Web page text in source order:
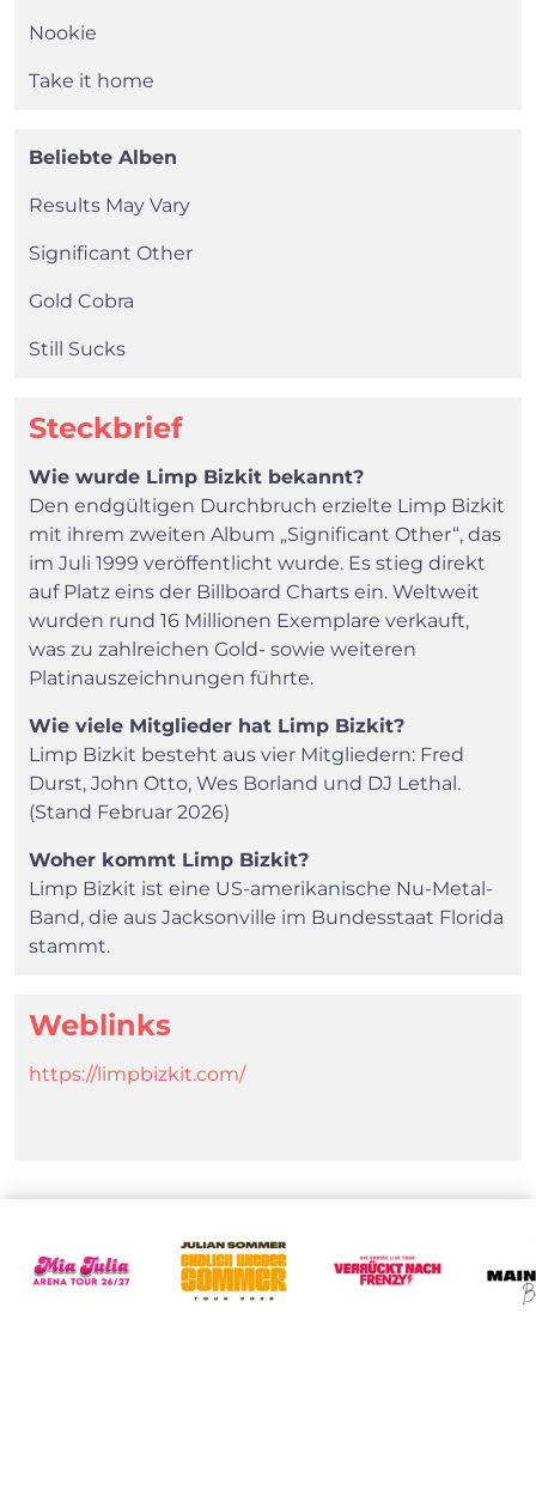
Nookie
Take it home
Beliebte Alben
Results May Vary
Significant Other
Gold Cobra
Still Sucks
Steckbrief
Wie wurde Limp Bizkit bekannt?
Den endgültigen Durchbruch erzielte Limp Bizkit
mit ihrem zweiten Album „Significant Other“, das
im Juli 1999 veröffentlicht wurde. Es stieg direkt
auf Platz eins der Billboard Charts ein. Weltweit
wurden rund 16 Millionen Exemplare verkauft,
was zu zahlreichen Gold- sowie weiteren
Platinauszeichnungen führte.
Wie viele Mitglieder hat Limp Bizkit?
Limp Bizkit besteht aus vier Mitgliedern: Fred
Durst, John Otto, Wes Borland und DJ Lethal.
(Stand Februar 2026)
Woher kommt Limp Bizkit?
Limp Bizkit ist eine US-amerikanische Nu-Metal-
Band, die aus Jacksonville im Bundesstaat Florida
stammt.
Weblinks
https://limpbizkit.com/